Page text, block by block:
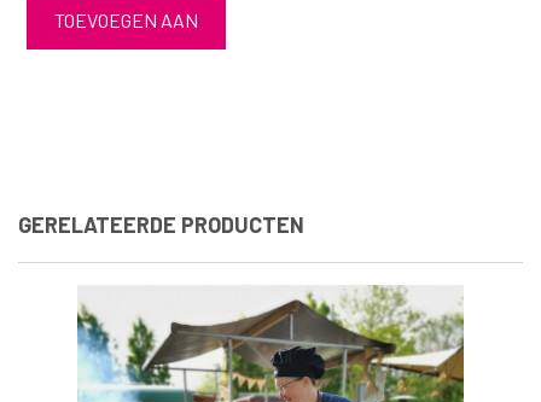
TOEVOEGEN AAN
GERELATEERDE PRODUCTEN